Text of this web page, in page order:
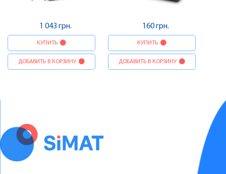
1 043 грн.
КУПИТЬ
ДОБАВИТЬ В КОРЗИНУ
160 грн.
КУПИТЬ
ДОБАВИТЬ В КОРЗИНУ